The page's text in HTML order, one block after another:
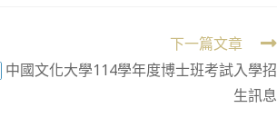
下一篇文章
中國文化大學114學年度博士班考試入學招
生訊息